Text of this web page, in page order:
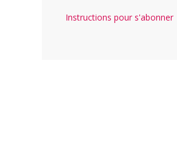
Instructions pour s'abonner